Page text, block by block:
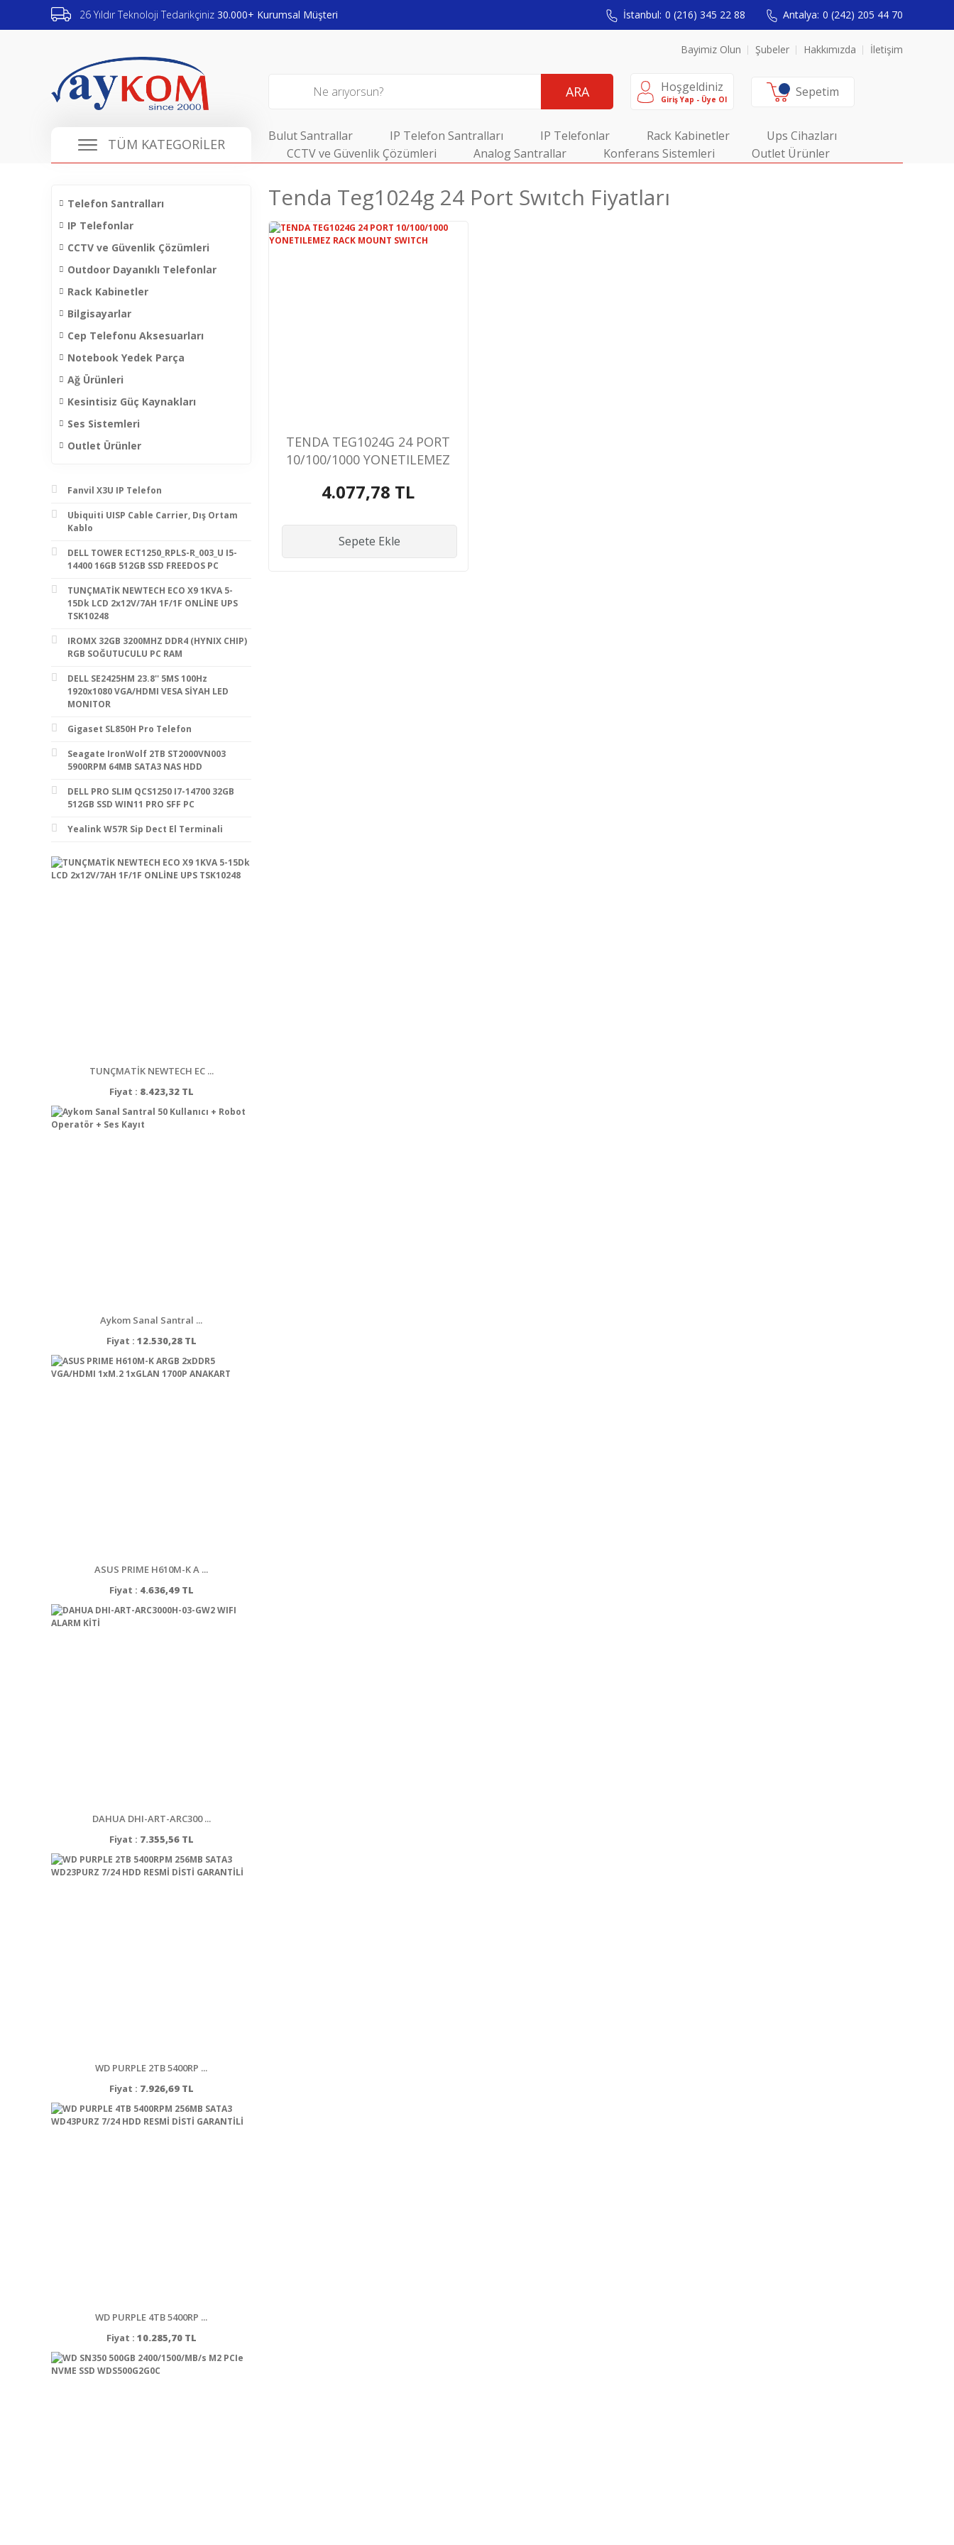
26 Yıldır Teknoloji Tedarikçiniz 30.000+ Kurumsal Müşteri İstanbul: 0 (216) 345 22 88 Antalya: 0 (242) 205 44 70
Bayimiz Olun Şubeler Hakkımızda İletişim
ARA Hoşgeldiniz
Giriş Yap - Üye Ol Sepetim
TÜM KATEGORİLER Bulut Santrallar IP Telefon Santralları IP Telefonlar Rack Kabinetler
Ups Cihazları
CCTV ve Güvenlik Çözümleri
Analog Santrallar Konferans Sistemleri Outlet Ürünler
Telefon Santralları
IP Telefonlar
CCTV ve Güvenlik Çözümleri
Outdoor Dayanıklı Telefonlar
Rack Kabinetler
Bilgisayarlar
Cep Telefonu Aksesuarları
Notebook Yedek Parça
Ağ Ürünleri
Kesintisiz Güç Kaynakları
Ses Sistemleri
Outlet Ürünler
Fanvil X3U IP Telefon
Ubiquiti UISP Cable Carrier, Dış Ortam
Kablo
DELL TOWER ECT1250_RPLS-R_003_U I5-
14400 16GB 512GB SSD FREEDOS PC
TUNÇMATİK NEWTECH ECO X9 1KVA 5-
15Dk LCD 2x12V/7AH 1F/1F ONLİNE UPS
TSK10248
IROMX 32GB 3200MHZ DDR4 (HYNIX CHIP)
RGB SOĞUTUCULU PC RAM
DELL SE2425HM 23.8'' 5MS 100Hz
1920x1080 VGA/HDMI VESA SİYAH LED
MONITOR
Gigaset SL850H Pro Telefon
Seagate IronWolf 2TB ST2000VN003
5900RPM 64MB SATA3 NAS HDD
DELL PRO SLIM QCS1250 I7-14700 32GB
512GB SSD WIN11 PRO SFF PC
Yealink W57R Sip Dect El Terminali
TUNÇMATİK NEWTECH EC ...
Fiyat : 8.423,32 TL
Aykom Sanal Santral ...
Fiyat : 12.530,28 TL
ASUS PRIME H610M-K A ...
Fiyat : 4.636,49 TL
DAHUA DHI-ART-ARC300 ...
Fiyat : 7.355,56 TL
WD PURPLE 2TB 5400RP ...
Fiyat : 7.926,69 TL
WD PURPLE 4TB 5400RP ...
Fiyat : 10.285,70 TL
Tenda Teg1024g 24 Port Swıtch Fiyatları
TENDA TEG1024G 24 PORT
10/100/1000 YONETILEMEZ
4.077,78 TL
Sepete Ekle